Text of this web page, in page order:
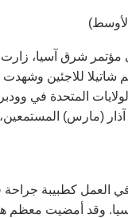
مؤتمر شرق آسيا،
المتحدة في
بينيت، أثناء حديثه في كلية
كطبيبة جراحة في
وقد أمضيت معظم